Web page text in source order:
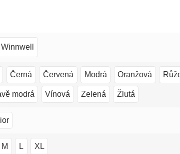
Winnwell
Černá Červená Modrá Oranžová
modrá Vínová Zelená Žlutá
M L XL